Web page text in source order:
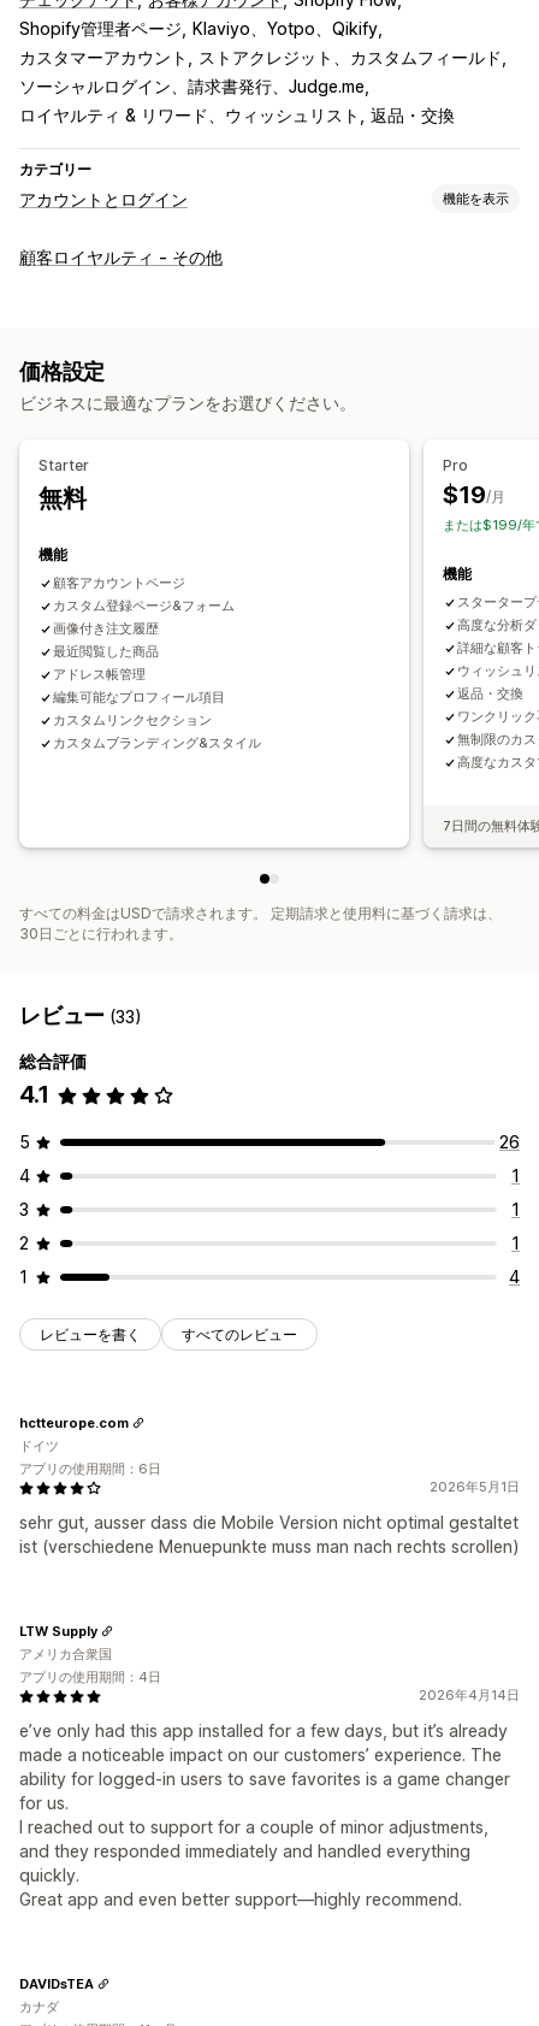
Shopify管理者ページ
Klaviyo、Yotpo、Qikify
カスタマーアカウント
ストアクレジット、カスタムフィールド
ソーシャルログイン、請求書発行、Judge.me
ロイヤルティ & リワード、ウィッシュリスト
返品・交換
カテゴリー
アカウントとログイン 機能を表示
お客様ログイン
アカウントポータル
登録フォーム
カスタムフィールド 複数言語
顧客ロイヤルティ - その他
価格設定
ビジネスに最適なプランをお選びください。
Starter
無料
機能
顧客アカウントページ
カスタム登録ページ&フォーム
画像付き注文履歴
最近閲覧した商品
アドレス帳管理
編集可能なプロフィール項目
カスタムリンクセクション
カスタムブランディング&スタイル
Pro
$19/月
または$199/年
機能
スターター
高度な分析
詳細な顧客
ウィッシュ
返品・交換
ワンクリッ
無制限のカ
高度なカス
7日間の無料体
すべての料金はUSDで請求されます。 定期請求と使用料に基づく請求は、
30日ごとに行われます。
レビュー (33)
総合評価
4.1
5
26
4
1
3
1
2
1
1
4
レビューを書く すべてのレビュー
2026年5月1日
sehr gut, ausser dass die Mobile Version nicht optimal gestaltet
ist (verschiedene Menuepunkte muss man nach rechts scrollen)
hctteurope.com
ドイツ
アプリの使用期間：6日
2026年4月14日
e’ve only had this app installed for a few days, but it’s already
made a noticeable impact on our customers’ experience. The
ability for logged-in users to save favorites is a game changer
for us.
I reached out to support for a couple of minor adjustments,
and they responded immediately and handled everything
quickly.
Great app and even better support—highly recommend.
LTW Supply
アメリカ合衆国
アプリの使用期間：4日
DAVIDsTEA
カナダ